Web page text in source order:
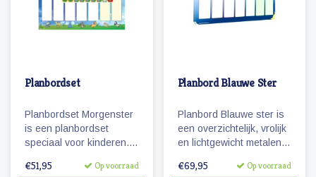
Planbordset
Planbordset Morgenster
is een planbordset
speciaal voor kinderen.
planbord en een
€51,95 Op voorraad
Planbord Blauwe Ster
Planbord Blauwe ster is
een overzichtelijk, vrolijk
en lichtgewicht metalen
(60 x 40 cm). Het bord
€69,95 Op voorraad